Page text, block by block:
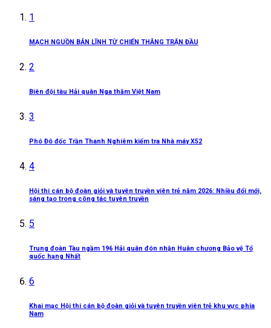
1
MẠCH NGUỒN BẢN LĨNH TỪ CHIẾN THẮNG TRẬN ĐẦU
2
Biên đội tàu Hải quân Nga thăm Việt Nam
3
Phó Đô đốc Trần Thanh Nghiêm kiểm tra Nhà máy X52
4
Hội thi cán bộ đoàn giỏi và tuyên truyền viên trẻ năm 2026: Nhiều đổi mới,
sáng tạo trong công tác tuyên truyền
5
Trung đoàn Tàu ngầm 196 Hải quân đón nhận Huân chương Bảo vệ Tổ
quốc hạng Nhất
6
Khai mạc Hội thi cán bộ đoàn giỏi và tuyên truyền viên trẻ khu vực phía
Nam